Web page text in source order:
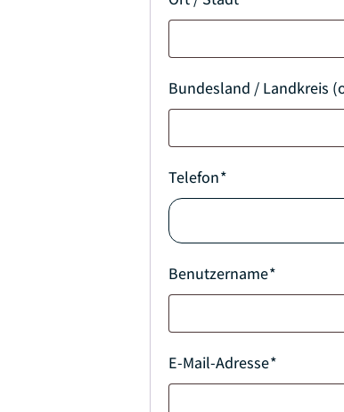
Bundesland / Landkreis
Telefon*
Benutzername*
E-Mail-Adresse*